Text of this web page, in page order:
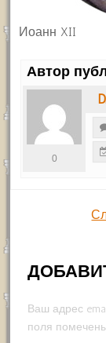
Иоанн XII
Автор
0
Ваш адрес
поля